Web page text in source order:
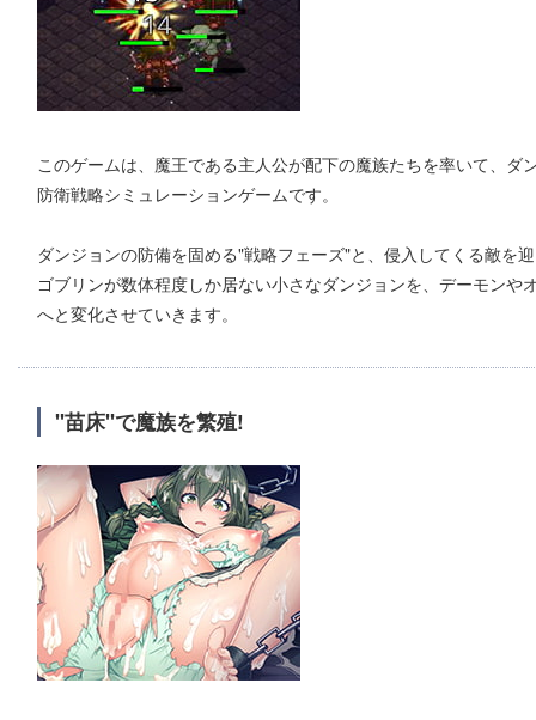
このゲームは、魔王である主人公が配下の魔族たちを率いて、
防衛戦略シミュレーションゲームです。
ダンジョンの防備を固める"戦略フェーズ"と、侵入してくる敵を
ゴブリンが数体程度しか居ない小さなダンジョンを、デーモン
へと変化させていきます。
"苗床"で魔族を繁殖!